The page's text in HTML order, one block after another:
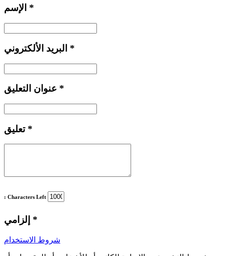
*
*
*
تعليق *
: Characters Left
*
شروط الاستخدام